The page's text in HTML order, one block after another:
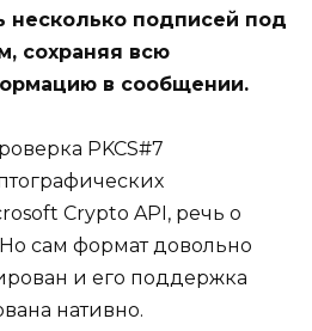
несколько подписей под
сохраняя всю
в сообщении.
PKCS#7
Crypto API, речь о
сам формат довольно
и его поддержка
нативно.